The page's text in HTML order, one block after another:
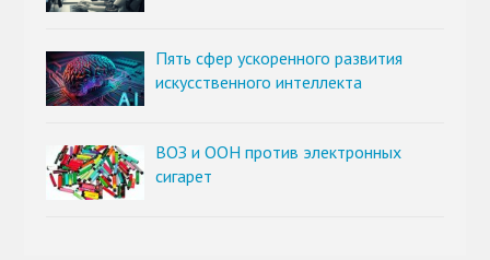
Пять сфер ускоренного развития
искусственного интеллекта
ВОЗ и ООН против электронных
сигарет